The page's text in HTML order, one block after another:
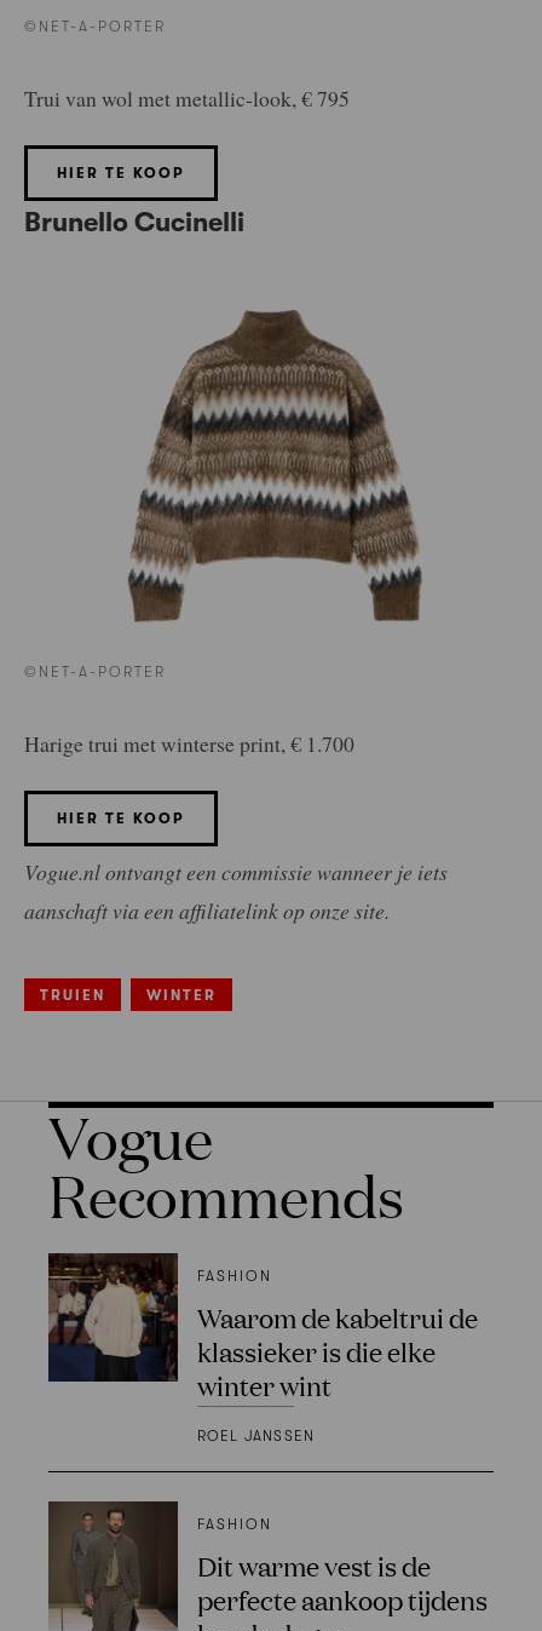
©NET-A-PORTER
Trui van wol met metallic-look, € 795
HIER TE KOOP
Brunello Cucinelli
©NET-A-PORTER
Harige trui met winterse print, € 1.700
HIER TE KOOP
Vogue.nl ontvangt een commissie wanneer je iets
aanschaft via een affiliatelink op onze site.
TRUIEN WINTER
Vogue
Recommends
FASHION
Waarom de kabeltrui de
klassieker is die elke
winter wint
ROEL JANSSEN
FASHION
Dit warme vest is de
perfecte aankoop tijdens